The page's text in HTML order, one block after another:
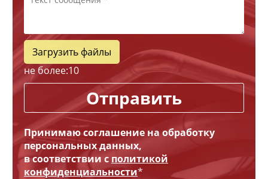
Загрузить файлы
не более:10
Отправить
Принимаю соглашение на обработку
персональных данных,
в соответствии с политикой
конфиденциальности*